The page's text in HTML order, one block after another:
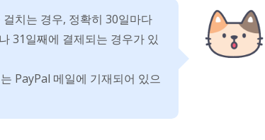
치는 경우, 정확히 30일마다
31일째에 결제되는 경우가 있
PayPal 메일에 기재되어 있으